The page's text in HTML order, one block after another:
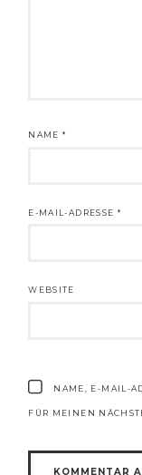
NAME*
E-MAIL-ADRESSE *
WEBSITE
NAME, E-MAIL-
FÜR MEINEN